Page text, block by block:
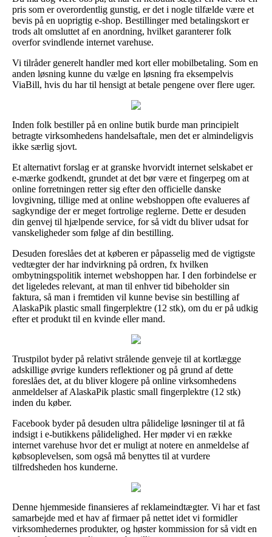
pris som er overordentlig gunstig, er det i nogle tilfælde være et
bevis på en uoprigtig e-shop. Bestillinger med betalingskort er
trods alt omsluttet af en anordning, hvilket garanterer folk
overfor svindlende internet varehuse.
Vi tilråder generelt handler med kort eller mobilbetaling. Som en
anden løsning kunne du vælge en løsning fra eksempelvis
ViaBill, hvis du har til hensigt at betale pengene over flere uger.
Inden folk bestiller på en online butik burde man principielt
betragte virksomhedens handelsaftale, men det er almindeligvis
ikke særlig sjovt.
Et alternativt forslag er at granske hvorvidt internet selskabet er
e-mærke godkendt, grundet at det bør være et fingerpeg om at
online forretningen retter sig efter den officielle danske
lovgivning, tillige med at online webshoppen ofte evalueres af
sagkyndige der er meget fortrolige reglerne. Dette er desuden
din genvej til hjælpende service, for så vidt du bliver udsat for
vanskeligheder som følge af din bestilling.
Desuden foreslåes det at køberen er påpasselig med de vigtigste
vedtægter der har indvirkning på ordren, fx hvilken
ombytningspolitik internet webshoppen har. I den forbindelse er
det ligeledes relevant, at man til enhver tid bibeholder sin
faktura, så man i fremtiden vil kunne bevise sin bestilling af
AlaskaPik plastic small fingerplektre (12 stk), om du er på udkig
efter et produkt til en kvinde eller mand.
Trustpilot byder på relativt strålende genveje til at kortlægge
adskillige øvrige kunders reflektioner og på grund af dette
foreslåes det, at du bliver klogere på online virksomhedens
anmeldelser af AlaskaPik plastic small fingerplektre (12 stk)
inden du køber.
Facebook byder på desuden ultra pålidelige løsninger til at få
indsigt i e-butikkens pålidelighed. Her møder vi en række
internet varehuse hvor det er muligt at notere en anmeldelse af
købsoplevelsen, som også må benyttes til at vurdere
tilfredsheden hos kunderne.
Denne hjemmeside finansieres af reklameindtægter. Vi har et fast
samarbejde med et hav af firmaer på nettet idet vi formidler
virksomhedernes produkter, og høster kommission for så vidt en